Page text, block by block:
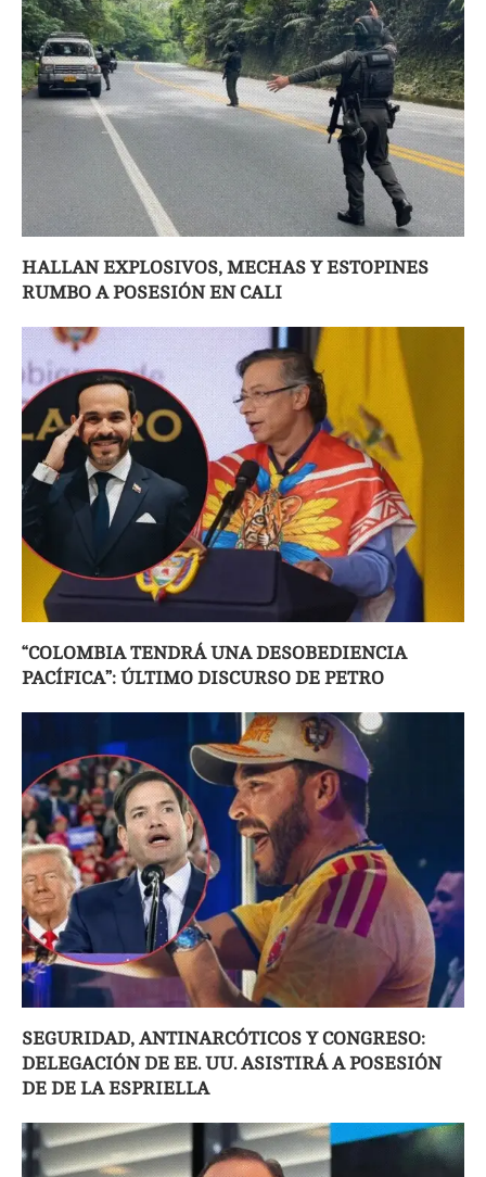
HALLAN EXPLOSIVOS, MECHAS Y ESTOPINES
RUMBO A POSESIÓN EN CALI
“COLOMBIA TENDRÁ UNA DESOBEDIENCIA
PACÍFICA”: ÚLTIMO DISCURSO DE PETRO
SEGURIDAD, ANTINARCÓTICOS Y CONGRESO:
DELEGACIÓN DE EE. UU. ASISTIRÁ A POSESIÓN
DE DE LA ESPRIELLA